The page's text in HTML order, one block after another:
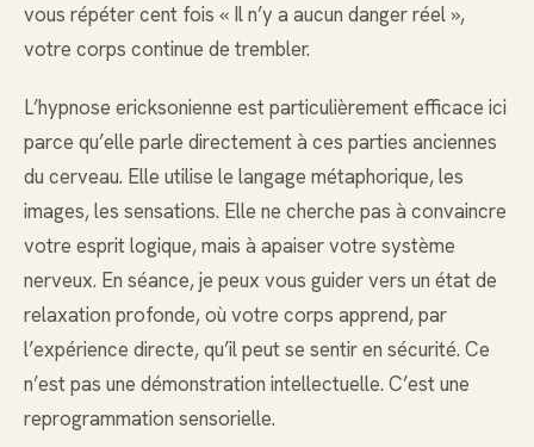
vous répéter cent fois « Il n’y a aucun danger réel »,
votre corps continue de trembler.
L’hypnose ericksonienne est particulièrement efficace ici
parce qu’elle parle directement à ces parties anciennes
du cerveau. Elle utilise le langage métaphorique, les
images, les sensations. Elle ne cherche pas à convaincre
votre esprit logique, mais à apaiser votre système
nerveux. En séance, je peux vous guider vers un état de
relaxation profonde, où votre corps apprend, par
l’expérience directe, qu’il peut se sentir en sécurité. Ce
n’est pas une démonstration intellectuelle. C’est une
reprogrammation sensorielle.